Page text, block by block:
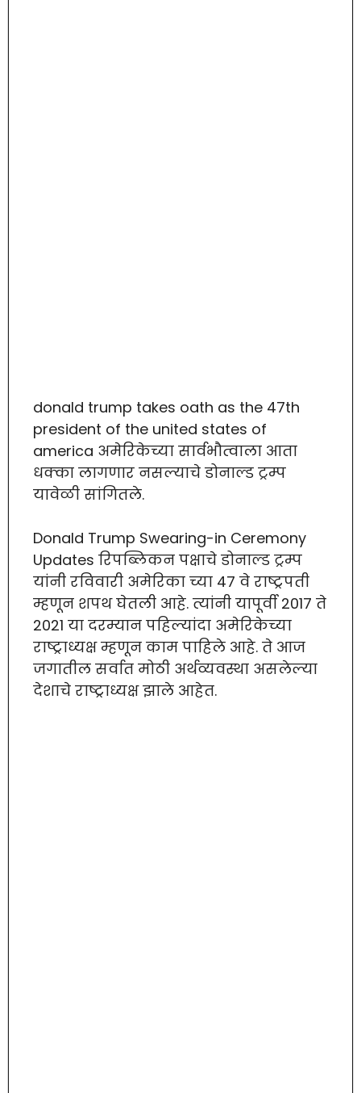
donald trump takes oath as the 47th
president of the united states of
america अमेरिकेच्या सार्वभौत्वाला आता
धक्का लागणार नसल्याचे डोनाल्ड ट्रम्प
यावेळी सांगितले.
Donald Trump Swearing-in Ceremony
Updates रिपब्लिकन पक्षाचे डोनाल्ड ट्रम्प
यांनी रविवारी अमेरिका च्या 47 वे राष्ट्रपती
म्हणून शपथ घेतली आहे. त्यांनी यापूर्वी 2017 ते
2021 या दरम्यान पहिल्यांदा अमेरिकेच्या
राष्ट्राध्यक्ष म्हणून काम पाहिले आहे. ते आज
जगातील सर्वात मोठी अर्थव्यवस्था असलेल्या
देशाचे राष्ट्राध्यक्ष झाले आहेत.